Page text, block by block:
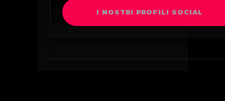
I NOSTRI PROFILI SOCIAL